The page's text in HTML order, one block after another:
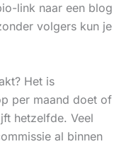
link naar een blog
volgers kun je
Het is
per maand doet of
hetzelfde. Veel
al binnen